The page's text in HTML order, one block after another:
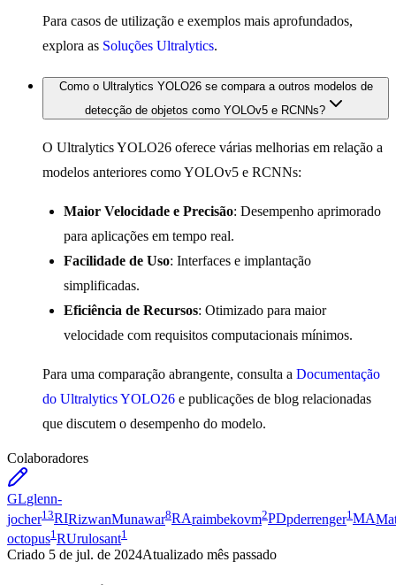
Para casos de utilização e exemplos mais aprofundados,
explora as Soluções Ultralytics.
Como o Ultralytics YOLO26 se compara a outros modelos de
detecção de objetos como YOLOv5 e RCNNs?
O Ultralytics YOLO26 oferece várias melhorias em relação a
modelos anteriores como YOLOv5 e RCNNs:
Maior Velocidade e Precisão: Desempenho aprimorado
para aplicações em tempo real.
Facilidade de Uso: Interfaces e implantação
simplificadas.
Eficiência de Recursos: Otimizado para maior
velocidade com requisitos computacionais mínimos.
Para uma comparação abrangente, consulta a Documentação
do Ultralytics YOLO26 e publicações de blog relacionadas
que discutem o desempenho do modelo.
Colaboradores
GLglenn-
jocher13RIRizwanMunawar8RAraimbekovm2PDpderrenger1 MA
octopus1 RUrulosant1
Criado 5 de jul. de 2024Atualizado mês passado